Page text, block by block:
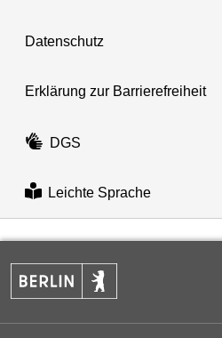
Datenschutz
Erklärung zur Barrierefreiheit
DGS
Leichte Sprache